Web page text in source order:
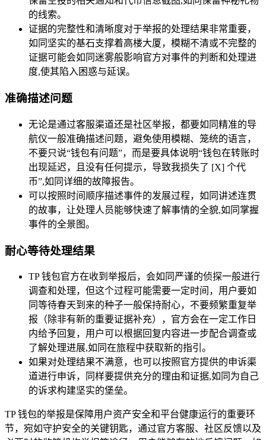
的线索。
证据的完整性和清晰度对于举报的处理结果非常重要，
如同坚实的基石支撑着高楼大厦，模糊不清或不完整的
证据可能会如同迷雾般影响官方对事件的判断和处理进
度,使其陷入困惑与延误。
准确描述问题
无论是通过客服渠道还是社区举报，都要如同精准的导
航仪一般准确描述问题，避免使用模糊、笼统的语言，
不要只说“钱包有问题”，而是要具体说明“钱包在转账时
出现延迟，且没有任何提示，导致我损失了 [X] 个代
币”,如同详细的故障报告。
可以按照时间顺序描述事件的发展过程，如同讲述连贯
的故事，让处理人员能够快速了解事情的全貌,如同掌握
事件的全景图。
耐心等待处理结果
TP 钱包官方在收到举报后，会如同严谨的侦探一般进行
调查和处理，但这个过程可能需要一定时间，用户要如
同等待春天到来的种子一般保持耐心，不要频繁重复举
报（除非有新的重要证据补充），官方会在一定工作日
内给予回复，用户可以根据回复内容进一步配合调查或
了解处理进展,如同在旅程中获取新的指引。
如果对处理结果不满意，也可以按照官方提供的申诉渠
道进行申诉，同样要提供充分的理由和证据,如同为自己
的诉求构建坚实的堡垒。
TP 钱包的举报是保障用户资产安全和平台健康运行的重要环
节，宛如守护安全的关键钥匙，通过官方客服、社区反馈以及